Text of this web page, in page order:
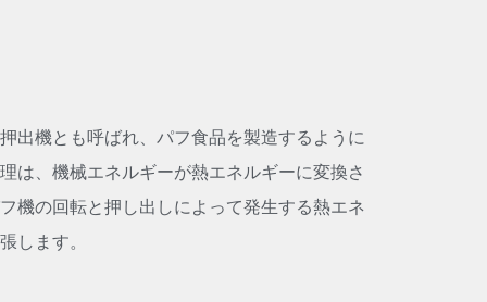
出機とも呼ばれ、パフ食品を製造するように
は、機械エネルギーが熱エネルギーに変換さ
機の回転と押し出しによって発生する熱エネ
します。